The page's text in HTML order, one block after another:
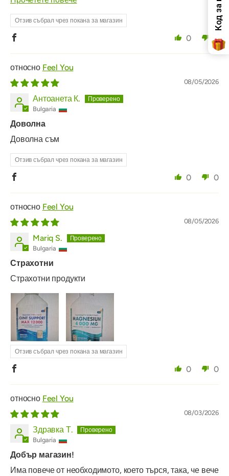
Отзив събрал чрез покана за магазин
0 0
Feel You
08/05/2026
Антоанета К.
Bulgaria
Доволна
Доволна съм
Отзив събрал чрез покана за магазин
0 0
Feel You
08/05/2026
Mariq S.
Bulgaria
Страхотни
Страхотни продукти
Отзив събрал чрез покана за магазин
0 0
Feel You
08/03/2026
Здравка Т.
Bulgaria
Добър магазин!
Има повече от необходимото, което търся, така, че вече